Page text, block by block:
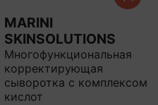
MARINI
SKINSOLUTIONS
Многофункциональная
корректирующая
сыворотка с комплексом
кислот